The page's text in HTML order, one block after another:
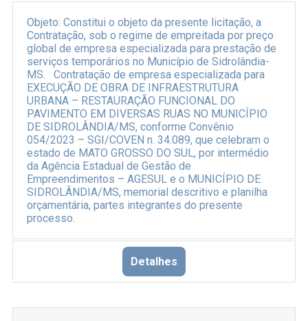
Objeto: Constitui o objeto da presente licitação, a
Contratação, sob o regime de empreitada por preço
global de empresa especializada para prestação de
serviços temporários no Município de Sidrolândia-
MS.
Contratação de empresa especializada para
EXECUÇÃO DE OBRA DE INFRAESTRUTURA
URBANA – RESTAURAÇÃO FUNCIONAL DO
PAVIMENTO EM DIVERSAS RUAS NO MUNICÍPIO
DE SIDROLÂNDIA/MS, conforme Convênio
054/2023 – SGI/COVEN n. 34.089, que celebram o
estado de MATO GROSSO DO SUL, por intermédio
da Agência Estadual de Gestão de
Empreendimentos – AGESUL e o MUNICÍPIO DE
SIDROLÂNDIA/MS, memorial descritivo e planilha
orçamentária, partes integrantes do presente
processo.
Detalhes